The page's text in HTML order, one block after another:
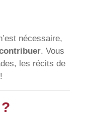
nécessaire,
. Vous
les récits de